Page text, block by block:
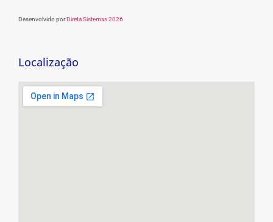
Desenvolvido porDireta Sistemas 2026
Localização